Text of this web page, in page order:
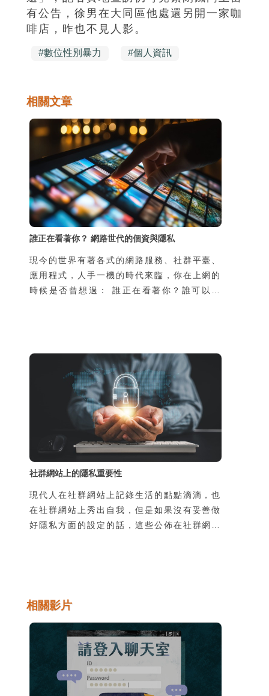
有公告，徐男在大同區他處還另開一家咖
啡店，昨也不見人影。
#數位性別暴力 #個人資訊
相關文章
誰正在看著你？ 網路世代的個資與隱私
現今的世界有著各式的網路服務、社群平臺、
應用程式，人手一機的時代來臨，你在上網的
時候是否曾想過： 誰正在看著你？誰可以看
做什麼？別人拿到你的個人資料會對你造成什
麼影響？
社群網站上的隱私重要性
現代人在社群網站上記錄生活的點點滴滴，也
在社群網站上秀出自我，但是如果沒有妥善做
好隱私方面的設定的話，這些公佈在社群網站
心。
相關影片